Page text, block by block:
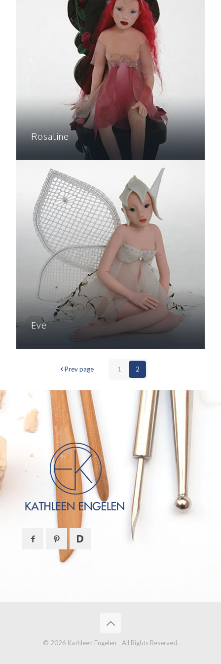
Rosaline
Eve
Prev page 1 2
© 2026 Kathleen Engelen - All Rights Reserved.